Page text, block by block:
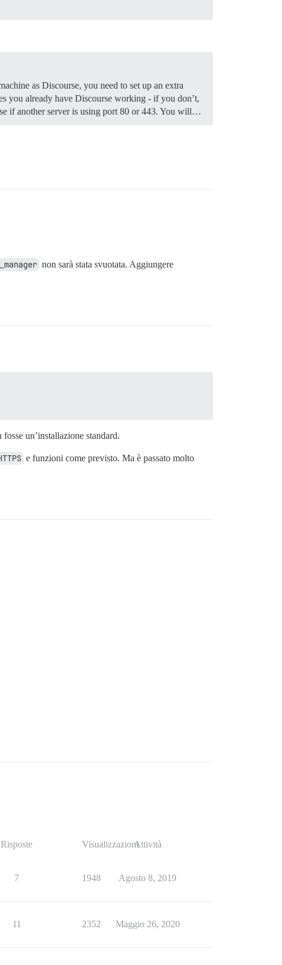
as Discourse, you need to set up an extra
you already have Discourse working - if you don’t,
if another server is using port 80 or 443. You will…
non sarà stata svuotata. Aggiungere
un’installazione standard.
e funzioni come previsto. Ma è passato molto
Risposte VisualizzazioniAttività
7 1948 Agosto 8, 2019
11 2352 Maggio 26, 2020